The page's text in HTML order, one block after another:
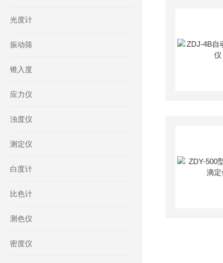
光度计
振动筛
锥入度
应力仪
浊度仪
测定仪
白度计
比色计
测色仪
密度仪